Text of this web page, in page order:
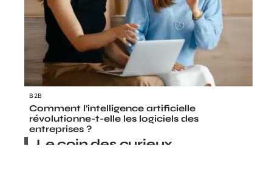
B2B
Comment l’intelligence artificielle
révolutionne-t-elle les logiciels des
entreprises ?
Le coin des curieux